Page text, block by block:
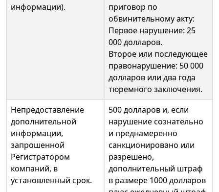
информации).
приговор по
обвинительному акту:
Первое нарушение: 25
000 долларов.
Второе или последующее
правонарушение: 50 000
долларов или два года
тюремного заключения.
Непредоставление
дополнительной
информации,
запрошенной
Регистратором
компаний, в
установленный срок.
500 долларов и, если
нарушение сознательно
и преднамеренно
санкционировано или
разрешено,
дополнительный штраф
в размере 1000 долларов